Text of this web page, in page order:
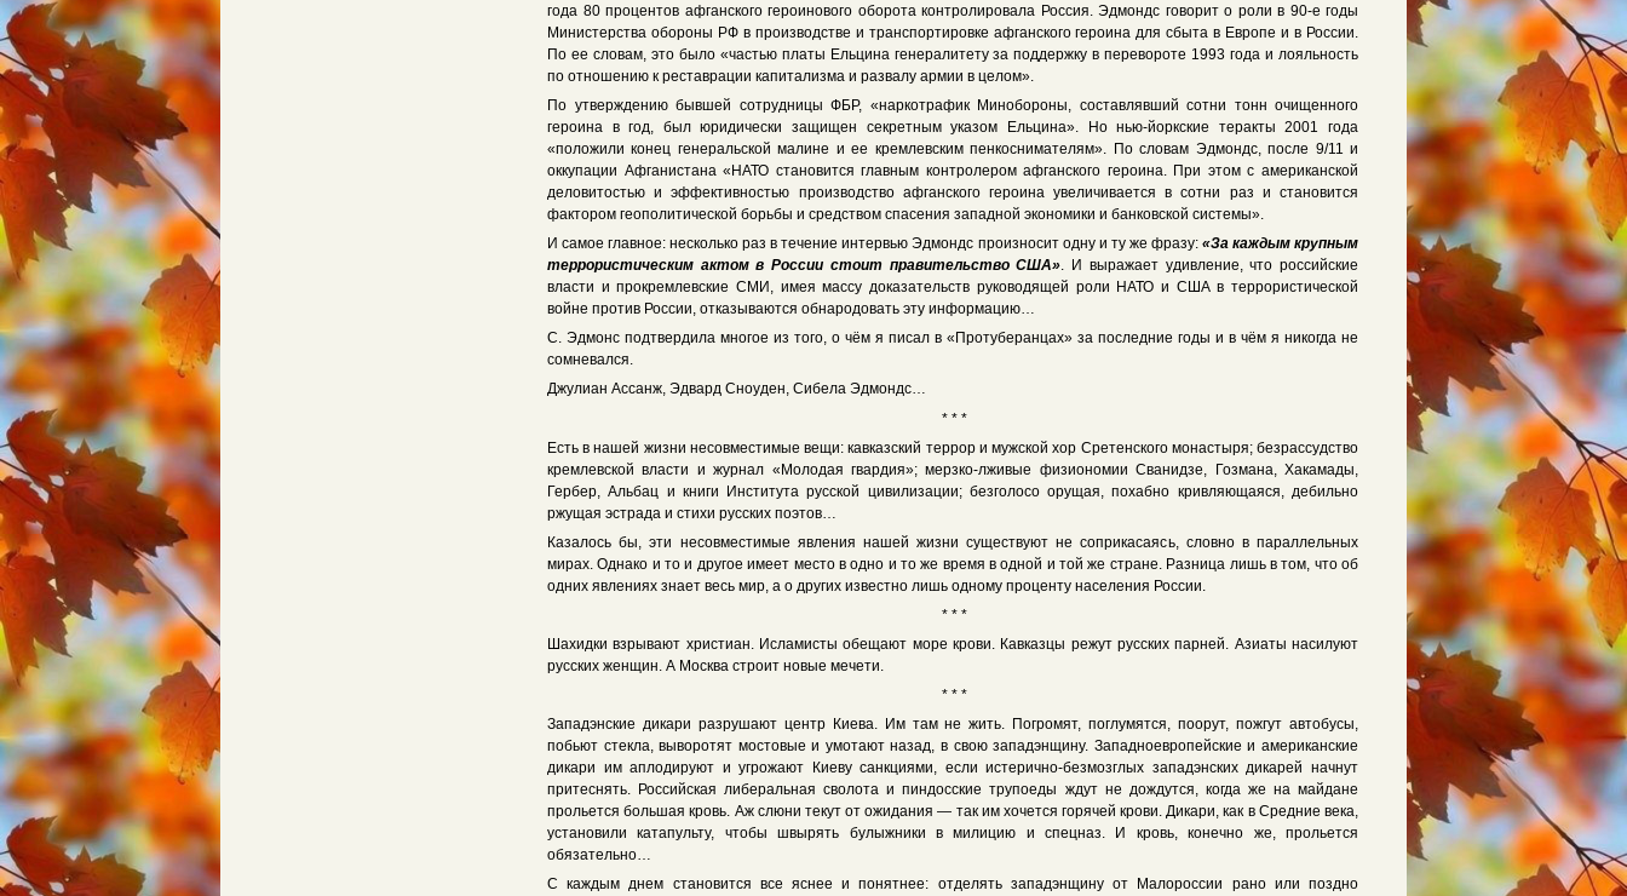
года 80 процентов афганского героинового оборота контролировала Россия. Эдмондс говорит о роли в 90-е годы
Министерства обороны РФ в производстве и транспортировке афганского героина для сбыта в Европе и в России.
По ее словам, это было «частью платы Ельцина генералитету за поддержку в перевороте 1993 года и лояльность
по отношению к реставрации капитализма и развалу армии в целом».
По утверждению бывшей сотрудницы ФБР, «наркотрафик Минобороны, составлявший сотни тонн очищенного
героина в год, был юридически защищен секретным указом Ельцина». Но нью-йоркские теракты 2001 года
«положили конец генеральской малине и ее кремлевским пенкоснимателям». По словам Эдмондс, после 9/11 и
оккупации Афганистана «НАТО становится главным контролером афганского героина. При этом с американской
деловитостью и эффективностью производство афганского героина увеличивается в сотни раз и становится
фактором геополитической борьбы и средством спасения западной экономики и банковской системы».
И самое главное: несколько раз в течение интервью Эдмондс произносит одну и ту же фразу: «За каждым крупным
террористическим актом в России стоит правительство США». И выражает удивление, что российские
власти и прокремлевские СМИ, имея массу доказательств руководящей роли НАТО и США в террористической
войне против России, отказываются обнародовать эту информацию…
С. Эдмонс подтвердила многое из того, о чём я писал в «Протуберанцах» за последние годы и в чём я никогда не
сомневался.
Джулиан Ассанж, Эдвард Сноуден, Сибела Эдмондс…
* * *
Есть в нашей жизни несовместимые вещи: кавказский террор и мужской хор Сретенского монастыря; безрассудство
кремлевской власти и журнал «Молодая гвардия»; мерзко-лживые физиономии Сванидзе, Гозмана, Хакамады,
Гербер, Альбац и книги Института русской цивилизации; безголосо орущая, похабно кривляющаяся, дебильно
ржущая эстрада и стихи русских поэтов…
Казалось бы, эти несовместимые явления нашей жизни существуют не соприкасаясь, словно в параллельных
мирах. Однако и то и другое имеет место в одно и то же время в одной и той же стране. Разница лишь в том, что об
одних явлениях знает весь мир, а о других известно лишь одному проценту населения России.
* * *
Шахидки взрывают христиан. Исламисты обещают море крови. Кавказцы режут русских парней. Азиаты насилуют
русских женщин. А Москва строит новые мечети.
* * *
Западэнские дикари разрушают центр Киева. Им там не жить. Погромят, поглумятся, поорут, пожгут автобусы,
побьют стекла, выворотят мостовые и умотают назад, в свою западэнщину. Западноевропейские и американские
дикари им аплодируют и угрожают Киеву санкциями, если истерично-безмозглых западэнских дикарей начнут
притеснять. Российская либеральная сволота и пиндосские трупоеды ждут не дождутся, когда же на майдане
прольется большая кровь. Аж слюни текут от ожидания — так им хочется горячей крови. Дикари, как в Средние века,
установили катапульту, чтобы швырять булыжники в милицию и спецназ. И кровь, конечно же, прольется
обязательно…
С каждым днем становится все яснее и понятнее: отделять западэнщину от Малороссии рано или поздно